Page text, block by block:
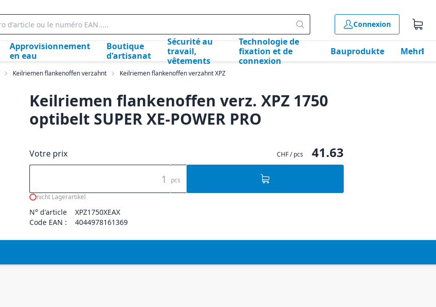
Connexion
Approvisionnement
en eau
Boutique
d'artisanat
Sécurité au
travail,
vêtements
Technologie de
fixation et de
connexion
Bauprodukte Mehr
Keilriemen flankenoffen verzahnt Keilriemen flankenoffen verzahnt XPZ
Keilriemen flankenoffen verz. XPZ 1750
optibelt SUPER XE-POWER PRO
Votre prix CHF / pcs 41.63
pcs
nicht Lagerartikel
N° d'article
XPZ1750XEAX
Code EAN :
4044978161369